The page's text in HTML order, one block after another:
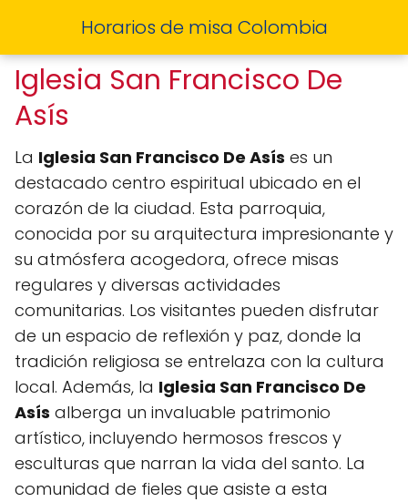
Horarios de misa Colombia
Iglesia San Francisco De
Asís
La Iglesia San Francisco De Asís es un
destacado centro espiritual ubicado en el
corazón de la ciudad. Esta parroquia,
conocida por su arquitectura impresionante y
su atmósfera acogedora, ofrece misas
regulares y diversas actividades
comunitarias. Los visitantes pueden disfrutar
de un espacio de reflexión y paz, donde la
tradición religiosa se entrelaza con la cultura
local. Además, la Iglesia San Francisco De
Asís alberga un invaluable patrimonio
artístico, incluyendo hermosos frescos y
esculturas que narran la vida del santo. La
comunidad de fieles que asiste a esta